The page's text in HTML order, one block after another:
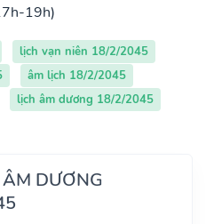
19h)
lịch vạn niên 18/2/2045
âm lịch 18/2/2045
lịch âm dương 18/2/2045
DƯƠNG